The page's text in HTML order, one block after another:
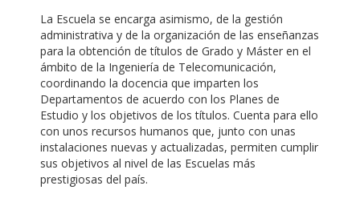
La Escuela se encarga asimismo, de la gestión
administrativa y de la organización de las enseñanzas
para la obtención de títulos de Grado y Máster en el
ámbito de la Ingeniería de Telecomunicación,
coordinando la docencia que imparten los
Departamentos de acuerdo con los Planes de
Estudio y los objetivos de los títulos. Cuenta para ello
con unos recursos humanos que, junto con unas
instalaciones nuevas y actualizadas, permiten cumplir
sus objetivos al nivel de las Escuelas más
prestigiosas del país.